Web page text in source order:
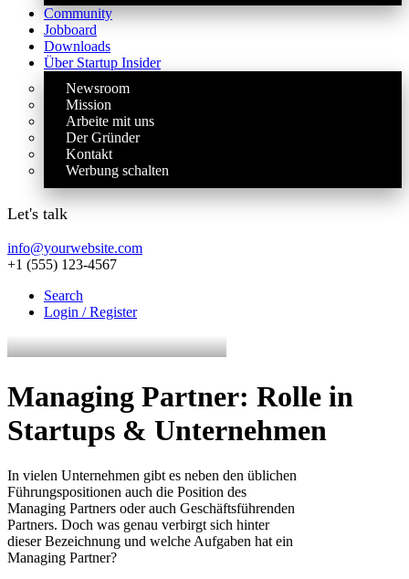
Community
Jobboard
Downloads
Über Startup Insider
Newsroom
Mission
Arbeite mit uns
Der Gründer
Kontakt
Werbung schalten
Let's talk
info@yourwebsite.com
+1 (555) 123-4567
Search
Login / Register
Managing Partner: Rolle in
Startups & Unternehmen
In vielen Unternehmen gibt es neben den üblichen
Führungspositionen auch die Position des
Managing Partners oder auch Geschäftsführenden
Partners. Doch was genau verbirgt sich hinter
dieser Bezeichnung und welche Aufgaben hat ein
Managing Partner?